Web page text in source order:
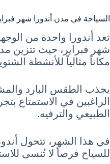
السياحة في مدن أندورا شهر
تعد أندورا واحدة من
شهر فبراير، حيث تتزين
مكاناً مثالياً للأنشطة
يجذب الطقس البارد
الراغبين في الاستمتاع
الطبيعي والترفيه.
في هذا الشهر، تتحول
للسياح فرصاً لا تُنسى